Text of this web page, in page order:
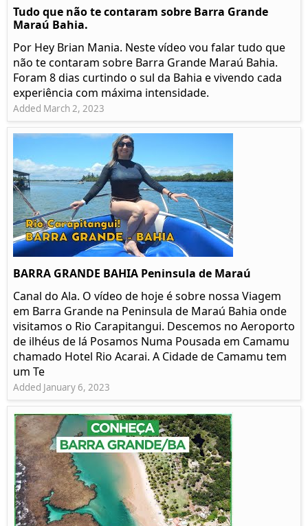
Tudo que não te contaram sobre Barra Grande
Maraú Bahia.
Por Hey Brian Mania. Neste vídeo vou falar tudo que
não te contaram sobre Barra Grande Maraú Bahia.
Foram 8 dias curtindo o sul da Bahia e vivendo cada
experiência com máxima intensidade.
Added March 2, 2023
BARRA GRANDE BAHIA Peninsula de Maraú
Canal do Ala. O vídeo de hoje é sobre nossa Viagem
em Barra Grande na Peninsula de Maraú Bahia onde
visitamos o Rio Carapitangui. Descemos no Aeroporto
de ilhéus de lá Posamos Numa Pousada em Camamu
chamado Hotel Rio Acarai. A Cidade de Camamu tem
um Te
Added January 6, 2023